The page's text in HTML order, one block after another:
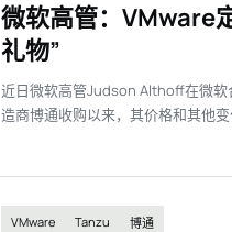
微软高管：VMware
礼物”
近日微软高管Judson Althoff在微软
造商博通收购以来，其价格和其他变
VMware Tanzu 博通